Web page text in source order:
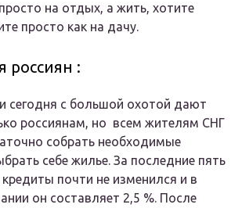
на отдых, а жить, хотите
просто как на дачу.
россиян :
сегодня с большой охотой дают
россиянам, но всем жителям СНГ
собрать необходимые
себе жилье. За последние пять
почти не изменился и в
он составляет 2,5 %. После